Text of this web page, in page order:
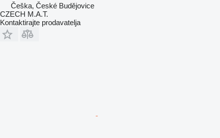
Češka, České Budějovice
CZECH M.A.T.
Kontaktirajte prodavatelja